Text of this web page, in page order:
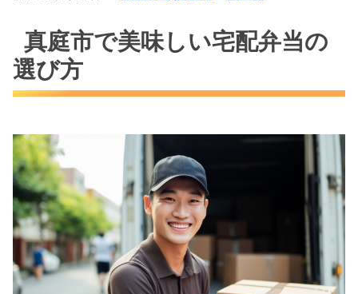
真庭市で美味しい宅配弁当の
選び方